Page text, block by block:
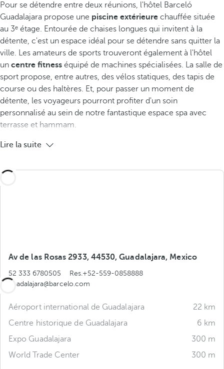
Pour se détendre entre deux réunions, l'hôtel Barceló
Guadalajara propose une piscine extérieure chauffée située
au 3ᵉ étage. Entourée de chaises longues qui invitent à la
détente, c'est un espace idéal pour se détendre sans quitter la
ville. Les amateurs de sports trouveront également à l'hôtel
un centre fitness équipé de machines spécialisées. La salle de
sport propose, entre autres, des vélos statiques, des tapis de
course ou des haltères. Et, pour passer un moment de
détente, les voyageurs pourront profiter d'un soin
personnalisé au sein de notre fantastique espace spa avec
terrasse et hammam.
Lire la suite
Av de las Rosas 2933, 44530, Guadalajara, Mexico
52 333 6780505
Res.+52-559-0858888
guadalajara@barcelo.com
Aéroport international de Guadalajara
22 km
Centre historique de Guadalajara
6 km
Expo Guadalajara
300 m
World Trade Center
300 m